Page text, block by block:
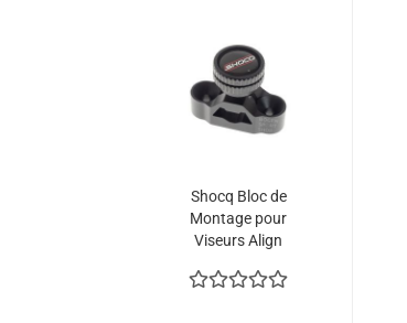
Shocq Bloc de
Montage pour
Viseurs Align